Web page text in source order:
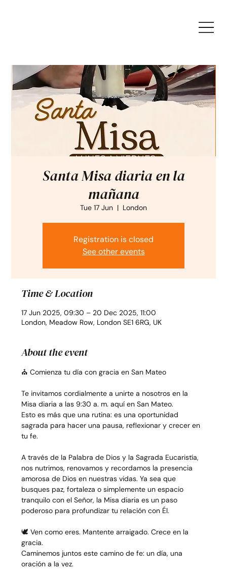
Santa Misa diaria en la
mañana
Tue 17 Jun
  |
London
Registration is closed
See other events
Time & Location
17 Jun 2025, 09:30 – 20 Dec 2025, 11:00
London, Meadow Row, London SE1 6RG, UK
About the event
⛪ Comienza tu día con gracia en San Mateo
Te invitamos cordialmente a unirte a nosotros en la
Misa diaria a las 9:30 a. m. aquí en San Mateo.
Esto es más que una rutina: es una oportunidad
sagrada para hacer una pausa, reflexionar y crecer en
tu fe.
A través de la Palabra de Dios y la Sagrada Eucaristía,
nos nutrimos, renovamos y recordamos la presencia
amorosa de Dios en nuestras vidas. Ya sea que
busques paz, fortaleza o simplemente un espacio
tranquilo con el Señor, la Misa diaria es un paso
poderoso para profundizar tu relación con Él.
🕊️ Ven como eres. Mantente arraigado. Crece en la
gracia.
Caminemos juntos este camino de fe: un día, una
oración a la vez.